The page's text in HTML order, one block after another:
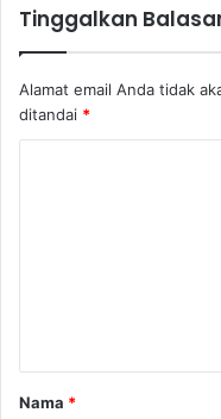
Tinggalkan
Alamat email Anda tidak
ditandai *
a
r
Nama *